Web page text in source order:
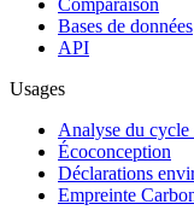
Comparaison
Bases de données
API
Usages
Analyse du cycle
Écoconception
Déclarations
Empreinte